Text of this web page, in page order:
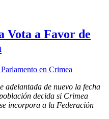
Vota a Favor de
adelantada de nuevo la fecha
decida si Crimea
incorpora a la Federación